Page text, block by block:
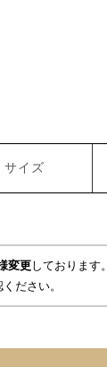
サイズ
変更しております。
ださい。